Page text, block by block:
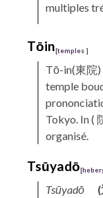
multiples
Tōin[temples]
Tō-in(東院)
temple
Tokyo. In (
organisé.
Tsūyadō [
Tsūyadō